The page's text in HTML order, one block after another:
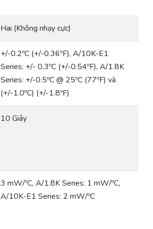
Hai (Không nhạy cực)
+/-0.2ºC (+/-0.36ºF), A/10K-E1
Series: +/- 0.3ºC (+/-0.54ºF), A/1.8K
Series: +/-0.5ºC @ 25ºC (77ºF) và
(+/-1.0ºC) (+/-1.8ºF)
10 Giây
3 mW/ºC, A/1.8K Series: 1 mW/ºC,
A/10K-E1 Series: 2 mW/ºC